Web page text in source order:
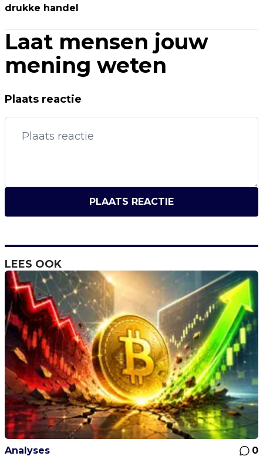
drukke handel
Laat mensen jouw
mening weten
Plaats reactie
PLAATS REACTIE
LEES OOK
Analyses 0